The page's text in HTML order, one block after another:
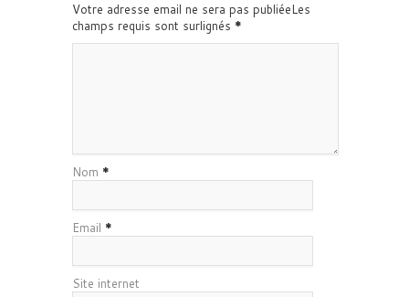
Votre adresse email ne sera pas publiéeLes
champs requis sont surlignés *
Nom *
Email *
Site internet